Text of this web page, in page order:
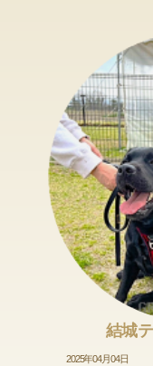
結城
2025年04月04日